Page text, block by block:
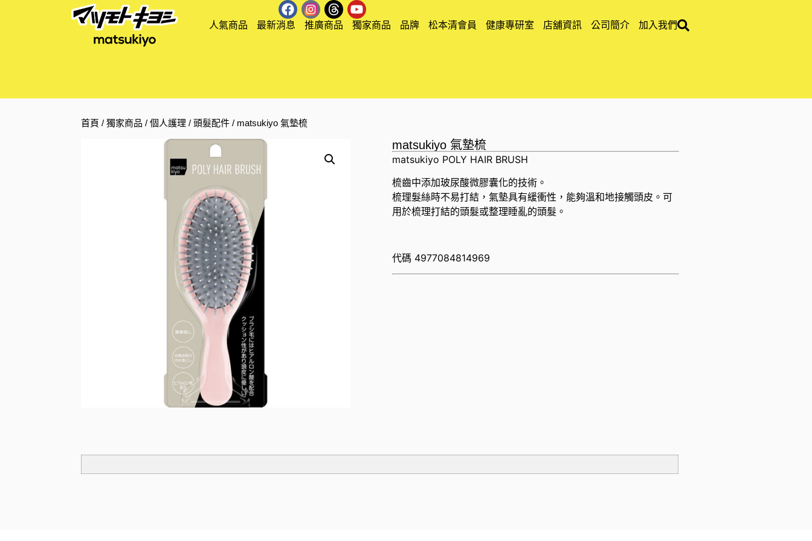
人氣商品 最新消息 推廣商品 獨家商品 品牌 松本清會員 健康專研室 店舖資訊 公司簡介 加入我們
首頁 /獨家商品 /個人護理 /頭髮配件 / matsukiyo 氣墊梳
matsukiyo 氣墊梳
matsukiyo POLY HAIR BRUSH
梳齒中添加玻尿酸微膠囊化的技術。
梳理髮絲時不易打結，氣墊具有緩衝性，能夠溫和地接觸頭皮。可
用於梳理打結的頭髮或整理睡亂的頭髮。
代碼 4977084814969